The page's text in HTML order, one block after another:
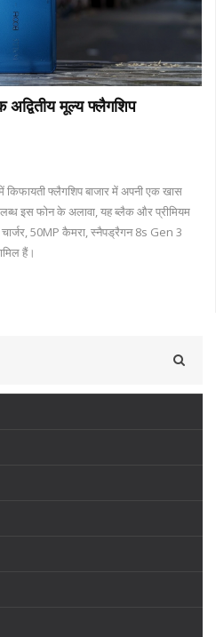
अद्वितीय मूल्य फ्लैगशिप
किफायती फ्लैगशिप बाजार में अपनी एक खास
इस फोन के अलावा, यह ब्लैक और प्रीमियम
50MP कैमरा, स्नैपड्रैगन 8s Gen 3
हैं।